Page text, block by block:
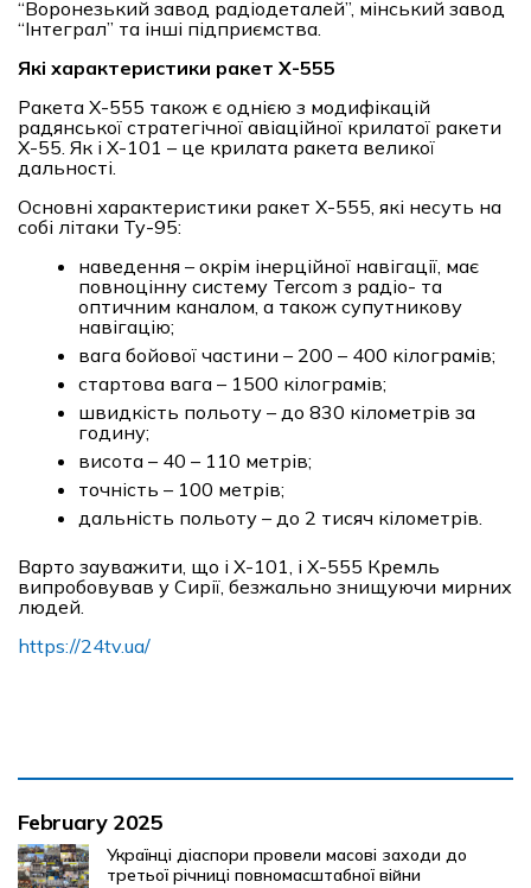
“Воронезький завод радіодеталей”, мінський завод
“Інтеграл” та інші підприємства.
Які характеристики ракет Х-555
Ракета Х-555 також є однією з модифікацій
радянської стратегічної авіаційної крилатої ракети
Х-55. Як і Х-101 – це крилата ракета великої
дальності.
Основні характеристики ракет Х-555, які несуть на
собі літаки Ту-95:
наведення – окрім інерційної навігації, має
повноцінну систему Tercom з радіо- та
оптичним каналом, а також супутникову
навігацію;
вага бойової частини – 200 – 400 кілограмів;
стартова вага – 1500 кілограмів;
швидкість польоту – до 830 кілометрів за
годину;
висота – 40 – 110 метрів;
точність – 100 метрів;
дальність польоту – до 2 тисяч кілометрів.
Варто зауважити, що і Х-101, і Х-555 Кремль
випробовував у Сирії, безжально знищуючи мирних
людей.
https://24tv.ua/
February 2025
Українці діаспори провели масові заходи до
третьої річниці повномасштабної війни